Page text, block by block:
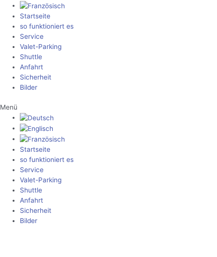
Startseite
so funktioniert es
Service
Valet-Parking
Shuttle
Anfahrt
Sicherheit
Bilder
Menü
Startseite
so funktioniert es
Service
Valet-Parking
Shuttle
Anfahrt
Sicherheit
Bilder